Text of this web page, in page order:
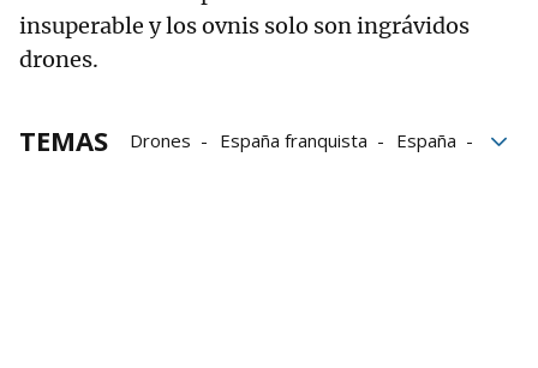
insuperable y los ovnis solo son ingrávidos
drones.
TEMAS Drones España franquista
España